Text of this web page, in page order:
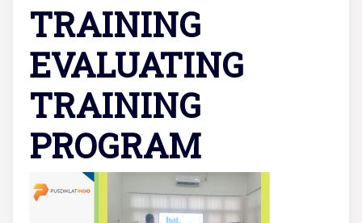
TRAINING
EVALUATING
TRAINING
PROGRAM